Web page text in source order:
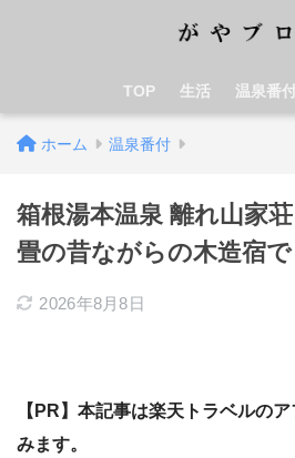
TOP 生活 温泉番
ホーム 温泉番付
箱根湯本温泉 離れ山家
畳の昔ながらの木造宿
2026年8月8日
【PR】本記事は楽天トラベルの
みます。